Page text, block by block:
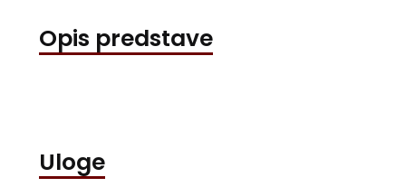
Opis predstave
Uloge